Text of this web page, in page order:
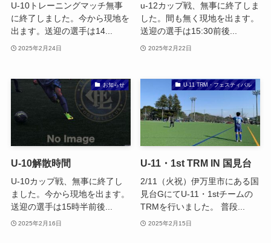
U-10トレーニングマッチ無事
に終了しました。今から現地を
出ます。送迎の選手は14...
2025年2月24日
u-12カップ戦、無事に終了しま
した。間も無く現地を出ます。
送迎の選手は15:30前後...
2025年2月22日
お知らせ
U-10解散時間
U-10カップ戦、無事に終了し
ました。今から現地を出ます。
送迎の選手は15時半前後...
2025年2月16日
U-11 TRM・フェスティバル
U-11・1st TRM IN 国見台
2/11（火祝）伊万里市にある国
見台GにてU-11・1stチームの
TRMを行いました。 普段...
2025年2月15日